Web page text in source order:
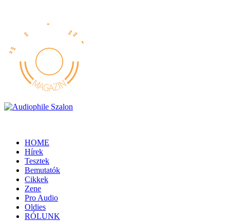
HOME
Hírek
Tesztek
Bemutatók
Cikkek
Zene
Pro Audio
Oldies
RÓLUNK